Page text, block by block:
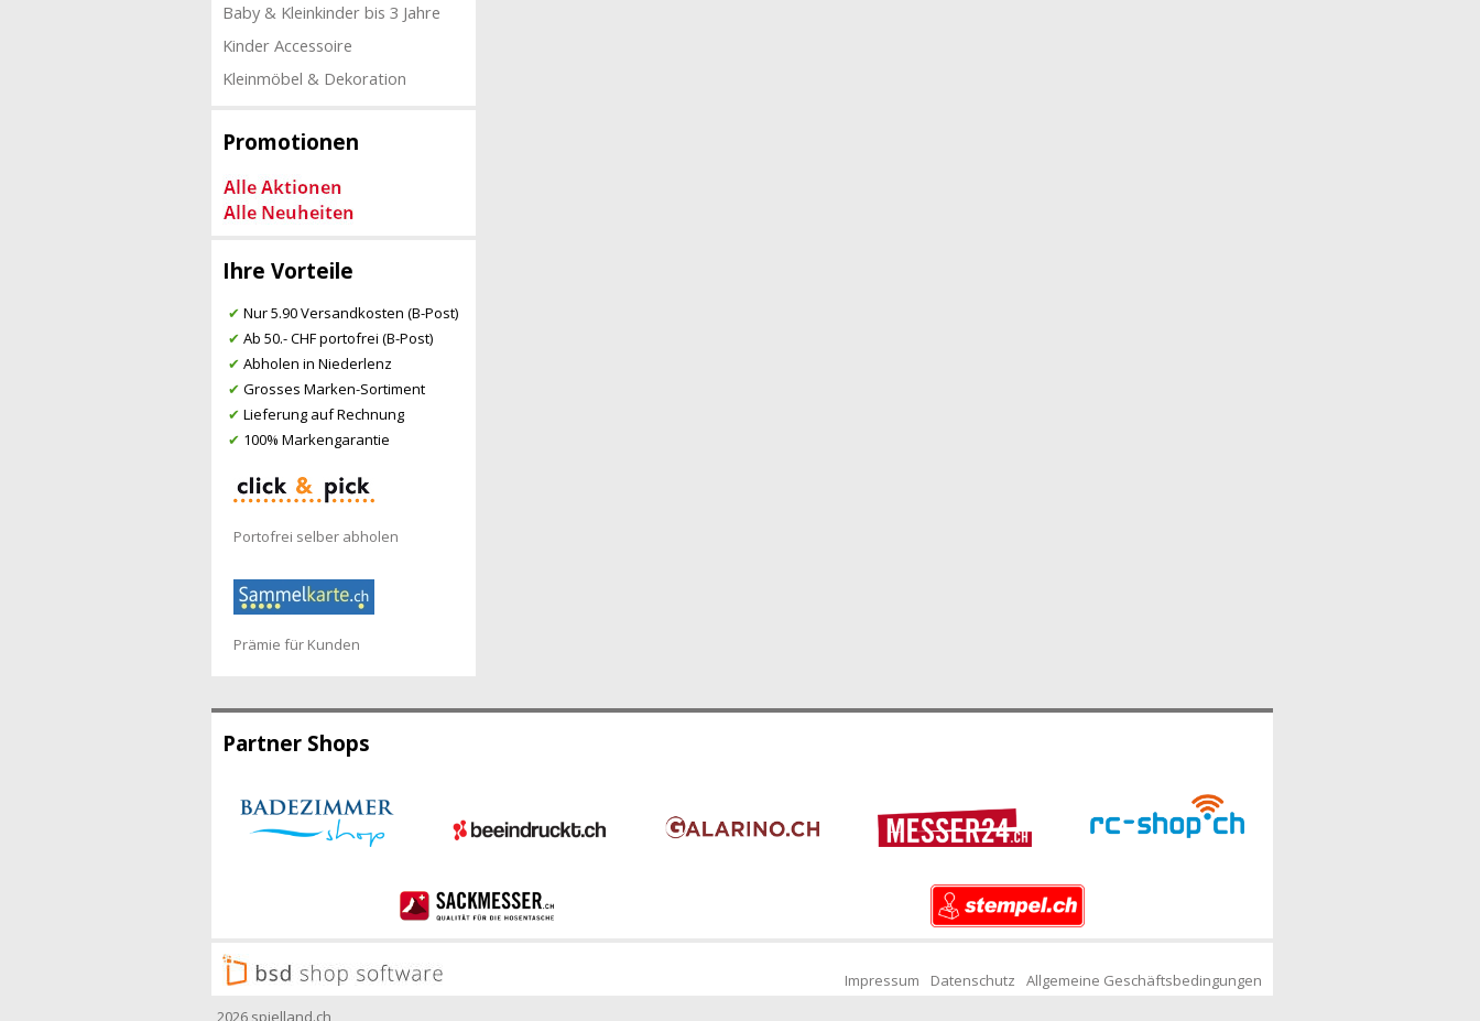
Baby & Kleinkinder bis 3 Jahre
Kinder Accessoire
Kleinmöbel & Dekoration
Promotionen
Ihre Vorteile
✔ Nur 5.90 Versandkosten (B-Post)
✔ Ab 50.- CHF portofrei (B-Post)
✔ Abholen in Niederlenz
✔ Grosses Marken-Sortiment
✔ Lieferung auf Rechnung
✔ 100% Markengarantie
Portofrei selber abholen
Prämie für Kunden
Partner Shops
Impressum Datenschutz
Allgemeine Geschäftsbedingungen
2026 spielland.ch